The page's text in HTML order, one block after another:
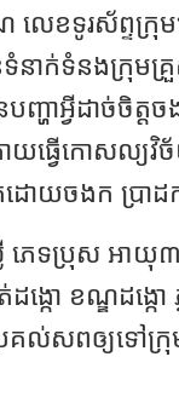
លេខទូរស័ព្ទក្រុ
នាក់ទំនងក្រុមគ្
ហាអ្វីដាច់ចិត្ត
យធ្វើកោសល្យវិ
តដោយចងក ប្រា
ទប្រុស​ អាយុ​៣៥ឆ្
កោ​ ខណ្ឌដង្កោ​
រគល់សពឲ្យទៅក្